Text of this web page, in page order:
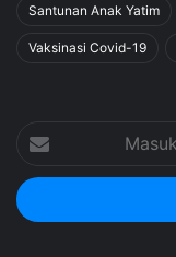
Santunan Anak Yatim
Vaksinasi Covid-19
alamat
email
Anda